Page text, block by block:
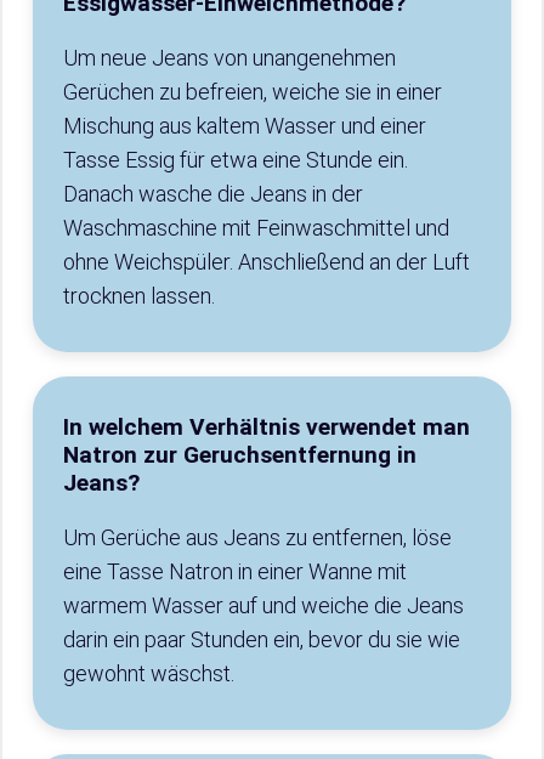
Um neue Jeans von unangenehmen
Gerüchen zu befreien, weiche sie in einer
Mischung aus kaltem Wasser und einer
Tasse Essig für etwa eine Stunde ein.
Danach wasche die Jeans in der
Waschmaschine mit Feinwaschmittel und
ohne Weichspüler. Anschließend an der Luft
trocknen lassen.
In welchem Verhältnis verwendet man
Natron zur Geruchsentfernung in
Jeans?
Um Gerüche aus Jeans zu entfernen, löse
eine Tasse Natron in einer Wanne mit
warmem Wasser auf und weiche die Jeans
darin ein paar Stunden ein, bevor du sie wie
gewohnt wäschst.